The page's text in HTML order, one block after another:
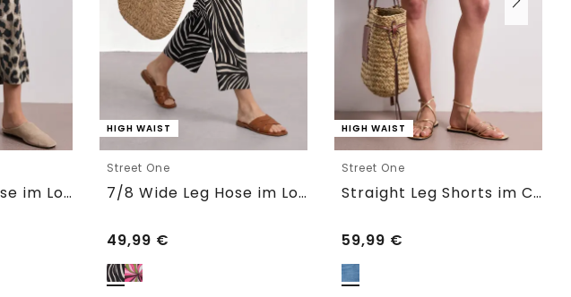
7/8 Wide Leg Hose im Loose Fit mit Print
HIGH WAIST
Street One
7/8 Wide Leg Hose im Loose Fit
49,99 €
HIGH WAIST
Street One
Straight Leg Shorts im Casual Fit
59,99 €